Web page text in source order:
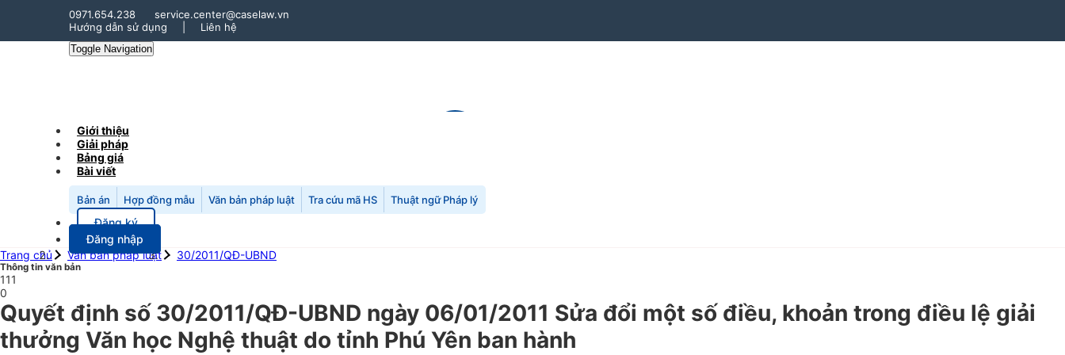
0971.654.238
service.center@caselaw.vn
Hướng dẫn sử dụng
Liên hệ
Toggle Navigation
Giới thiệu
Giải pháp
Bảng giá
Bài viết
Bản án Hợp đồng mẫu Văn bản pháp luật Tra cứu mã HS Thuật ngữ Pháp lý
Đăng ký
Đăng nhập
Trang chủ
Văn bản pháp luật 30/2011/QĐ-UBND
Thông tin văn bản
111
0
Quyết định số 30/2011/QĐ-UBND ngày 06/01/2011 Sửa đổi một số điều, khoản trong điều lệ giải
thưởng Văn học Nghệ thuật do tỉnh Phú Yên ban hành